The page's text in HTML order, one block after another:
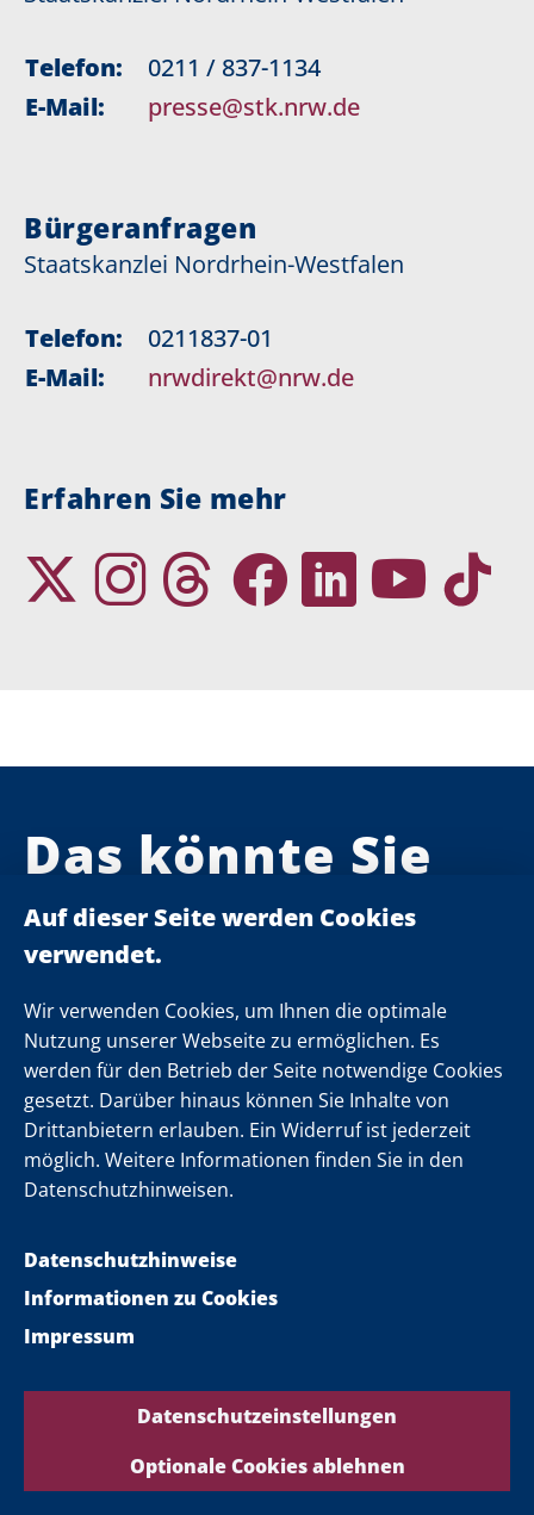
Wir verwenden Cookies, um Ihnen die optimale
Nutzung unserer Webseite zu ermöglichen. Es
werden für den Betrieb der Seite notwendige Cookies
gesetzt. Darüber hinaus können Sie Inhalte von
Drittanbietern erlauben. Ein Widerruf ist jederzeit
möglich. Weitere Informationen finden Sie in den
Datenschutzhinweisen.
Datenschutzhinweise
Impressum
Informationen zu Cookies
Datenschutzeinstellungen
Optionale Cookies ablehnen
Telefon:
0211 / 837-1134
E-Mail:
presse@stk.nrw.de
Bürgeranfragen
Staatskanzlei Nordrhein-Westfalen
Telefon:
0211837-01
E-Mail:
nrwdirekt@nrw.de
Erfahren Sie mehr
Das könnte Sie
auch
interessieren
Ministerpräsident Wüst